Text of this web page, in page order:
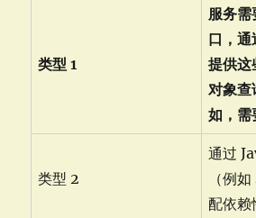
类型 1
服务
口，通
提供这
对象查
如，需
类型 2
通过
（例
配依赖